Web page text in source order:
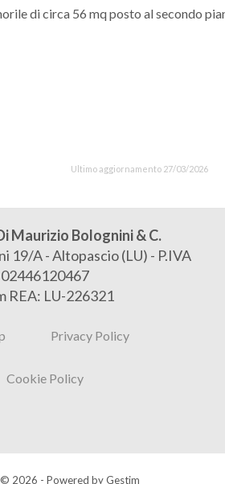
di circa 56 mq posto al secondo
Ultimo aggiornamento 27/03/2026
Maurizio Bolognini & C.
19/A - Altopascio (LU) - P.IVA
02446120467
REA: LU-226321
Privacy Policy
Cookie Policy
2026 - Powered byGestim